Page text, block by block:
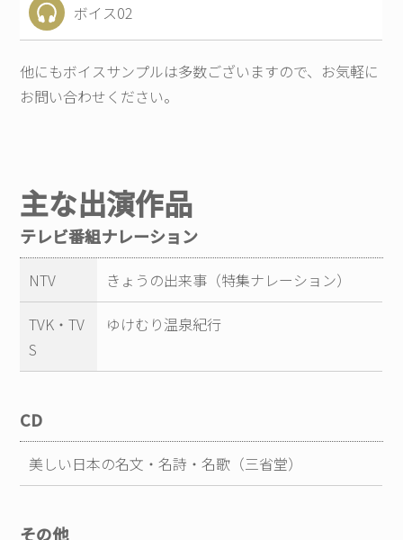
ボイス02
他にもボイスサンプルは多数ございますので、お気軽に
お問い合わせください。
主な出演作品
テレビ番組ナレーション
NTV きょうの出来事（特集ナレーション）
TVK・TV
S
ゆけむり温泉紀行
CD
美しい日本の名文・名詩・名歌（三省堂）
その他